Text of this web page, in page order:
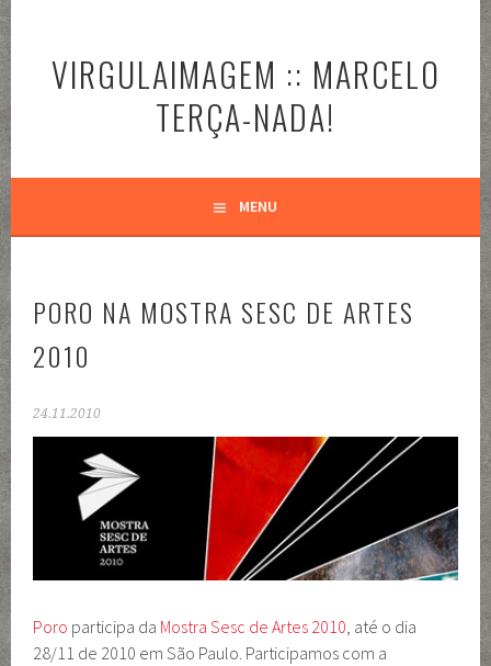
o
conteúdoVIRGULAIMAGEM :: MARCELO
TERÇA-NADA!
MENU
PORO NA MOSTRA SESC DE ARTES
2010
24.11.2010
Poro participa da Mostra Sesc de Artes 2010 , até o dia
28/11 de 2010 em São Paulo. Participamos com a